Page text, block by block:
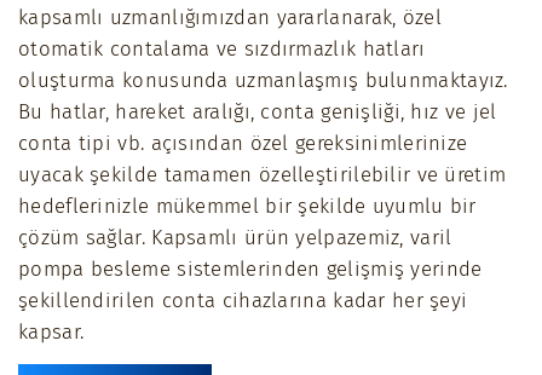
kapsamlı uzmanlığımızdan yararlanarak, özel
otomatik contalama ve sızdırmazlık hatları
oluşturma konusunda uzmanlaşmış bulunmaktayız.
Bu hatlar, hareket aralığı, conta genişliği, hız ve jel
conta tipi vb. açısından özel gereksinimlerinize
uyacak şekilde tamamen özelleştirilebilir ve üretim
hedeflerinizle mükemmel bir şekilde uyumlu bir
çözüm sağlar. Kapsamlı ürün yelpazemiz, varil
pompa besleme sistemlerinden gelişmiş yerinde
şekillendirilen conta cihazlarına kadar her şeyi
kapsar.